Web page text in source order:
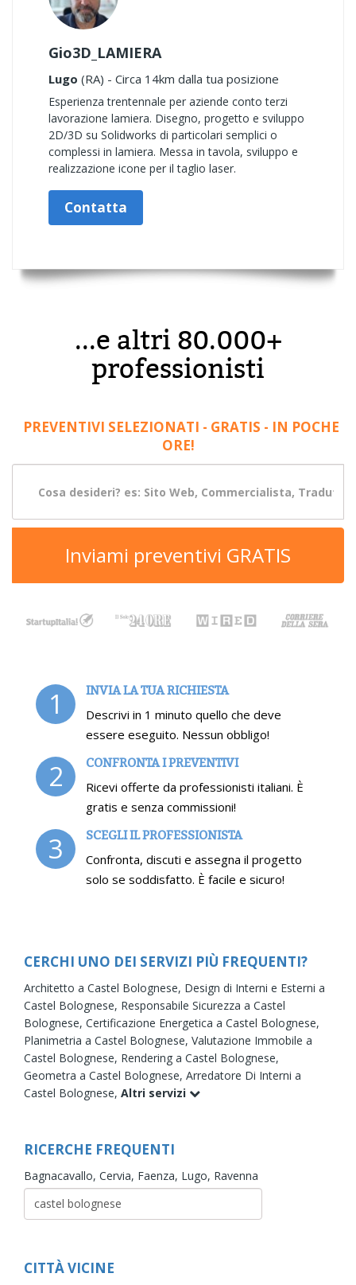
Gio3D_LAMIERA
Lugo (RA) - Circa 14km dalla tua posizione
Esperienza trentennale per aziende conto terzi
lavorazione lamiera. Disegno, progetto e sviluppo
2D/3D su Solidworks di particolari semplici o
complessi in lamiera. Messa in tavola, sviluppo e
realizzazione icone per il taglio laser.
Contatta
...e altri 80.000+
professionisti
PREVENTIVI SELEZIONATI - GRATIS - IN POCHE
ORE!
Inviami preventivi GRATIS
1 INVIA LA TUA RICHIESTA
Descrivi in 1 minuto quello che deve
essere eseguito. Nessun obbligo!
2 CONFRONTA I PREVENTIVI
Ricevi offerte da professionisti italiani. È
gratis e senza commissioni!
3 SCEGLI IL PROFESSIONISTA
Confronta, discuti e assegna il progetto
solo se soddisfatto. È facile e sicuro!
CERCHI UNO DEI SERVIZI PIÙ FREQUENTI?
Architetto a Castel Bolognese, Design di Interni e Esterni a
Castel Bolognese, Responsabile Sicurezza a Castel
Bolognese, Certificazione Energetica a Castel Bolognese,
Planimetria a Castel Bolognese, Valutazione Immobile a
Castel Bolognese, Rendering a Castel Bolognese,
Geometra a Castel Bolognese, Arredatore Di Interni a
Castel Bolognese, Altri servizi
RICERCHE FREQUENTI
Bagnacavallo, Cervia, Faenza, Lugo, Ravenna
CITTÀ VICINE